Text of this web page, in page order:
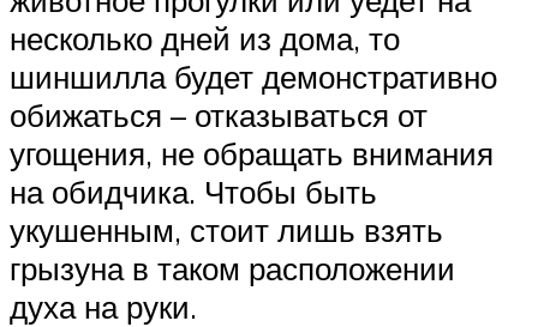
несколько дней из дома, то
шиншилла будет демонстративно
обижаться – отказываться от
угощения, не обращать внимания
на обидчика. Чтобы быть
укушенным, стоит лишь взять
грызуна в таком расположении
духа на руки.